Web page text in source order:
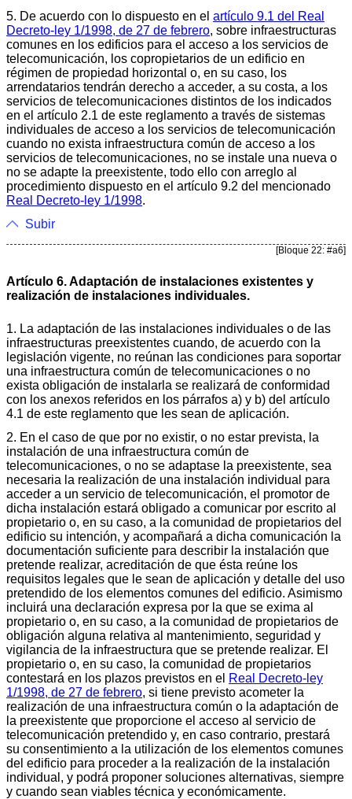
5. De acuerdo con lo dispuesto en el artículo 9.1 del Real
Decreto-ley 1/1998, de 27 de febrero, sobre infraestructuras
comunes en los edificios para el acceso a los servicios de
telecomunicación, los copropietarios de un edificio en
régimen de propiedad horizontal o, en su caso, los
arrendatarios tendrán derecho a acceder, a su costa, a los
servicios de telecomunicaciones distintos de los indicados
en el artículo 2.1 de este reglamento a través de sistemas
individuales de acceso a los servicios de telecomunicación
cuando no exista infraestructura común de acceso a los
servicios de telecomunicaciones, no se instale una nueva o
no se adapte la preexistente, todo ello con arreglo al
procedimiento dispuesto en el artículo 9.2 del mencionado
Real Decreto-ley 1/1998.
Subir
[Bloque 22: #a6]
Artículo 6. Adaptación de instalaciones existentes y
realización de instalaciones individuales.
1. La adaptación de las instalaciones individuales o de las
infraestructuras preexistentes cuando, de acuerdo con la
legislación vigente, no reúnan las condiciones para soportar
una infraestructura común de telecomunicaciones o no
exista obligación de instalarla se realizará de conformidad
con los anexos referidos en los párrafos a) y b) del artículo
4.1 de este reglamento que les sean de aplicación.
2. En el caso de que por no existir, o no estar prevista, la
instalación de una infraestructura común de
telecomunicaciones, o no se adaptase la preexistente, sea
necesaria la realización de una instalación individual para
acceder a un servicio de telecomunicación, el promotor de
dicha instalación estará obligado a comunicar por escrito al
propietario o, en su caso, a la comunidad de propietarios del
edificio su intención, y acompañará a dicha comunicación la
documentación suficiente para describir la instalación que
pretende realizar, acreditación de que ésta reúne los
requisitos legales que le sean de aplicación y detalle del uso
pretendido de los elementos comunes del edificio. Asimismo
incluirá una declaración expresa por la que se exima al
propietario o, en su caso, a la comunidad de propietarios de
obligación alguna relativa al mantenimiento, seguridad y
vigilancia de la infraestructura que se pretende realizar. El
propietario o, en su caso, la comunidad de propietarios
contestará en los plazos previstos en el Real Decreto-ley
1/1998, de 27 de febrero, si tiene previsto acometer la
realización de una infraestructura común o la adaptación de
la preexistente que proporcione el acceso al servicio de
telecomunicación pretendido y, en caso contrario, prestará
su consentimiento a la utilización de los elementos comunes
del edificio para proceder a la realización de la instalación
individual, y podrá proponer soluciones alternativas, siempre
y cuando sean viables técnica y económicamente.